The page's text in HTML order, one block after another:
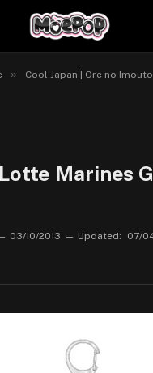
» Cool Japan | Ore no
Marines
03/10/2013 Updated:
07/